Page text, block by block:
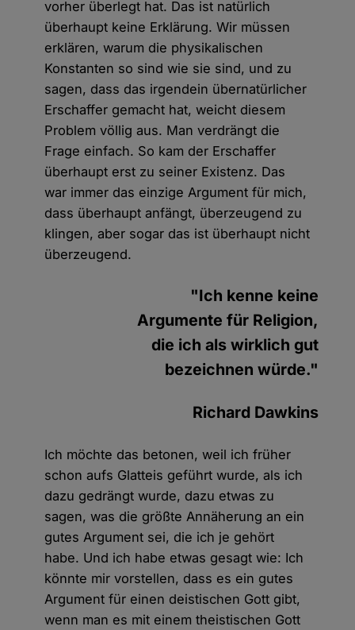
vorher überlegt hat. Das ist natürlich
überhaupt keine Erklärung. Wir müssen
erklären, warum die physikalischen
Konstanten so sind wie sie sind, und zu
sagen, dass das irgendein übernatürlicher
Erschaffer gemacht hat, weicht diesem
Problem völlig aus. Man verdrängt die
Frage einfach. So kam der Erschaffer
überhaupt erst zu seiner Existenz. Das
war immer das einzige Argument für mich,
dass überhaupt anfängt, überzeugend zu
klingen, aber sogar das ist überhaupt nicht
überzeugend.
"Ich kenne keine
Argumente für Religion,
die ich als wirklich gut
bezeichnen würde."
Richard Dawkins
Ich möchte das betonen, weil ich früher
schon aufs Glatteis geführt wurde, als ich
dazu gedrängt wurde, dazu etwas zu
sagen, was die größte Annäherung an ein
gutes Argument sei, die ich je gehört
habe. Und ich habe etwas gesagt wie: Ich
könnte mir vorstellen, dass es ein gutes
Argument für einen deistischen Gott gibt,
wenn man es mit einem theistischen Gott